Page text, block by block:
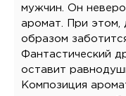
мужчин. Он
аромат. При этом,
образом
Фантастический
оставит
Композиция